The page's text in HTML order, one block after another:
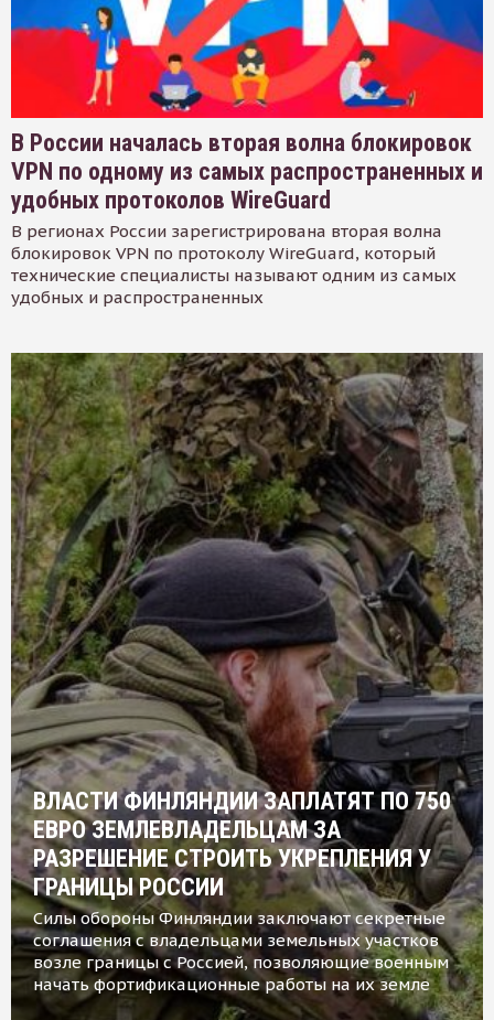
В России началась вторая волна блокировок
VPN по одному из самых распространенных и
удобных протоколов WireGuard
В регионах России зарегистрирована вторая волна
блокировок VPN по протоколу WireGuard, который
технические специалисты называют одним из самых
удобных и распространенных
ВЛАСТИ ФИНЛЯНДИИ ЗАПЛАТЯТ ПО 750
ЕВРО ЗЕМЛЕВЛАДЕЛЬЦАМ ЗА
РАЗРЕШЕНИЕ СТРОИТЬ УКРЕПЛЕНИЯ У
ГРАНИЦЫ РОССИИ
Силы обороны Финляндии заключают секретные
соглашения с владельцами земельных участков
возле границы с Россией, позволяющие военным
начать фортификационные работы на их земле